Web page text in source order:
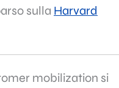
sulla Harvard
mobilization si